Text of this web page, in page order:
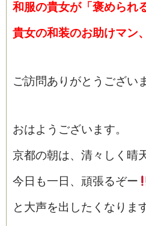
和服の貴女が「褒められ
貴女の和装のお助けマン
ご訪問ありがとうござい
おはようございます。
京都の朝は、清々しく晴
今日も一日、頑張るぞー
と大声を出したくなりま